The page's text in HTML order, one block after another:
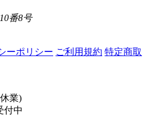
番8号
ーポリシー ご利用規約 特定商取
業)
付中